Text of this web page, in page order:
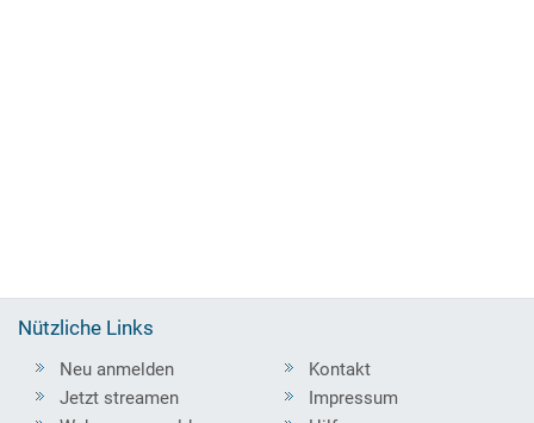
Nützliche Links
Neu anmelden
Jetzt streamen
Kontakt
Impressum